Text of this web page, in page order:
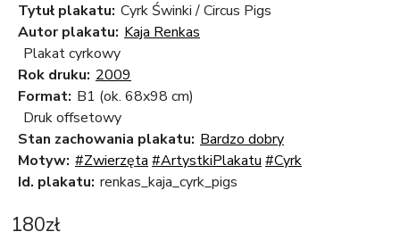
Tytuł plakatu: Cyrk Świnki / Circus Pigs
Autor plakatu: Kaja Renkas
Plakat cyrkowy
Rok druku: 2009
Format: B1 (ok. 68x98 cm)
Druk offsetowy
Stan zachowania plakatu: Bardzo dobry
Motyw: #Zwierzęta #ArtystkiPlakatu #Cyrk
Id. plakatu: renkas_kaja_cyrk_pigs
180zł